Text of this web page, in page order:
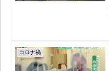
コロナ禍